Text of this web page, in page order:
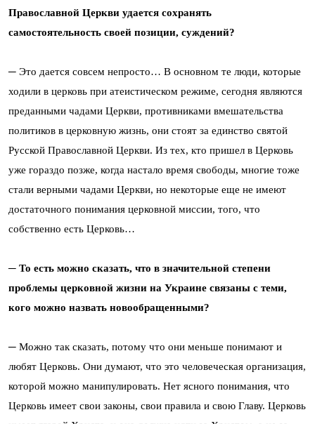
Православной Церкви удается сохранять
самостоятельность своей позиции, суждений?
─ Это дается совсем непросто… В основном те люди, которые
ходили в церковь при атеистическом режиме, сегодня являются
преданными чадами Церкви, противниками вмешательства
политиков в церковную жизнь, они стоят за единство святой
Русской Православной Церкви. Из тех, кто пришел в Церковь
уже гораздо позже, когда настало время свободы, многие тоже
стали верными чадами Церкви, но некоторые еще не имеют
достаточного понимания церковной миссии, того, что
собственно есть Церковь…
─ То есть можно сказать, что в значительной степени
проблемы церковной жизни на Украине связаны с теми,
кого можно назвать новообращенными?
─ Можно так сказать, потому что они меньше понимают и
любят Церковь. Они думают, что это человеческая организация,
которой можно манипулировать. Нет ясного понимания, что
Церковь имеет свои законы, свои правила и свою Главу. Церковь